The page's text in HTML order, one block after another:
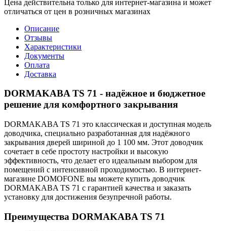
Цена действительна только для интернет-магазина и может
отличаться от цен в розничных магазинах
Описание
Отзывы
Характеристики
Документы
Оплата
Доставка
DORMAKABA TS 71 - надёжное и бюджетное
решение для комфортного закрывания
DORMAKABA TS 71 это классическая и доступная модель
доводчика, специально разработанная для надёжного
закрывания дверей шириной до 1 100 мм. Этот доводчик
сочетает в себе простоту настройки и высокую
эффективность, что делает его идеальным выбором для
помещений с интенсивной проходимостью. В интернет-
магазине DOMOFONE вы можете купить доводчик
DORMAKABA TS 71 с гарантией качества и заказать
установку для достижения безупречной работы.
Преимущества DORMAKABA TS 71